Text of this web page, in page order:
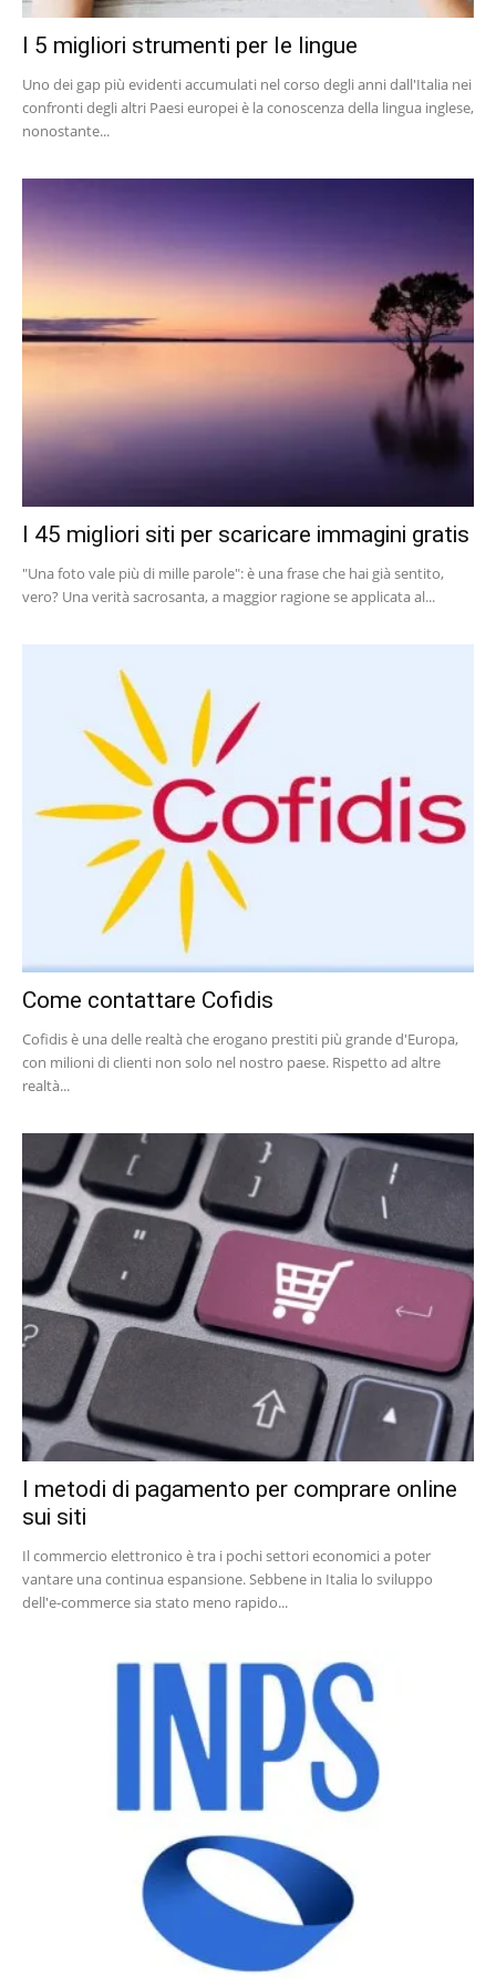
I 5 migliori strumenti per le lingue
Uno dei gap più evidenti accumulati nel corso degli anni dall'Italia nei
confronti degli altri Paesi europei è la conoscenza della lingua inglese,
nonostante...
I 45 migliori siti per scaricare immagini gratis
"Una foto vale più di mille parole": è una frase che hai già sentito,
vero? Una verità sacrosanta, a maggior ragione se applicata al...
Come contattare Cofidis
Cofidis è una delle realtà che erogano prestiti più grande d'Europa,
con milioni di clienti non solo nel nostro paese. Rispetto ad altre
realtà...
I metodi di pagamento per comprare online
sui siti
Il commercio elettronico è tra i pochi settori economici a poter
vantare una continua espansione. Sebbene in Italia lo sviluppo
dell'e-commerce sia stato meno rapido...